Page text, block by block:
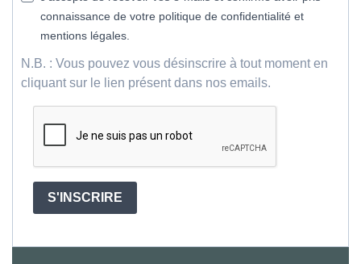
connaissance de votre politique de confidentialité et
mentions légales.
N.B. : Vous pouvez vous désinscrire à tout moment en
cliquant sur le lien présent dans nos emails.
S'INSCRIRE